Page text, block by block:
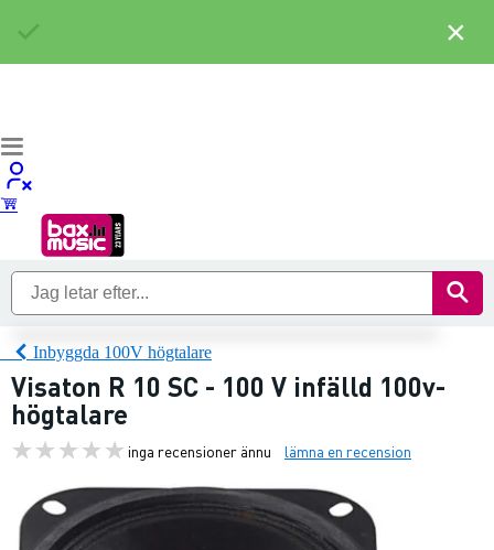
Inbyggda 100V högtalare
Visaton R 10 SC - 100 V infälld 100v-
högtalare
inga recensioner ännu lämna en recension
×